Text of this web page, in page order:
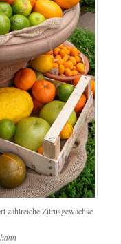
zahlreiche Zitrusgewächse